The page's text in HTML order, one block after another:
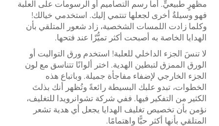
مظهرٍ طبيعيٍّ. أما رسم التصاميم أو الرسومات على العلبة
فهو وسيلةٌ أخرى لجعلها تنتمي إليك. استخدمي خيالك!
وكلما زادت اللمسات الشخصية، زاد شعور المتلقي بأن
الهدايا الخاصة به أصبحت أكثر تميُّزًا عند فتحها.
لا تنسَ الجزء الداخلي للعلبة! استخدم ورق التواليت أو
الورق الممزق لتبطين الهدية. اختر ألوانًا تتناسق مع لون
الجزء الخارجي لإضفاء مفاجأة جميلة. وباتباع هذه
الخطوات، تبدو علبك البسيطة رائعةً وتُظهر أنك بذلتَ
الكثير من التفكير فيها. ففي شركة تشوانرويدا للتغليف،
نؤمن بأن تخصيص تغليف الهدايا يجعل أي هدية تشعر
المتلقي بأنها أكثر حبًّا واهتمامًا.